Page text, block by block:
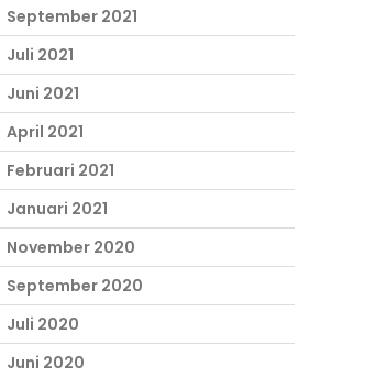
September 2021
Juli 2021
Juni 2021
April 2021
Februari 2021
Januari 2021
November 2020
September 2020
Juli 2020
Juni 2020